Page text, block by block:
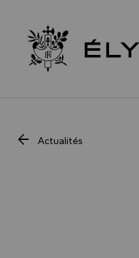
Retour à l’accueil
Actualités